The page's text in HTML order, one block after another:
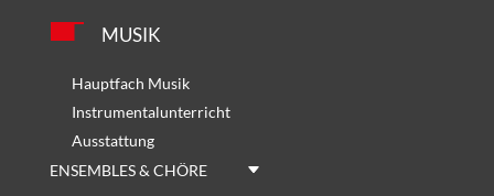
MUSIK
Hauptfach Musik
Instrumentalunterricht
Ausstattung
ENSEMBLES & CHÖRE